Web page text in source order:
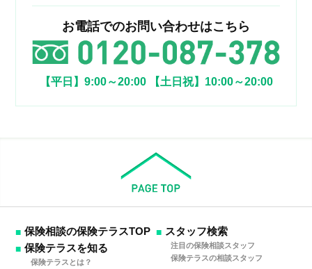
お電話でのお問い合わせはこちら
【平日】9:00～20:00 【土日祝】10:00～20:00
保険相談の保険テラスTOP
保険テラスを知る
保険テラスとは？
スタッフ検索
注目の保険相談スタッフ
保険テラスの相談スタッフ